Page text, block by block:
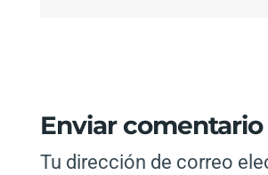
Enviar comentario
Tu dirección de correo